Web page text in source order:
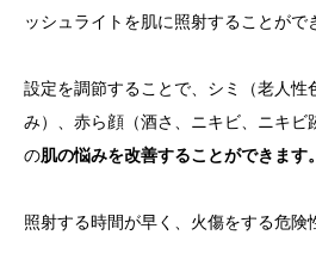
ッシュライトを肌に照射することがで
設定を調節することで、シミ（老人性
み）、赤ら顔（酒さ、ニキビ、ニキビ
の肌の悩みを改善することができます。
照射する時間が早く、火傷をする危険